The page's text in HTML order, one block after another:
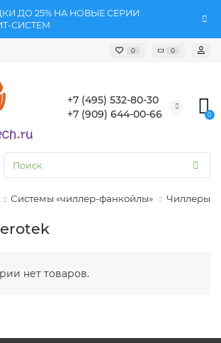
ДО 25% НА НОВЫЕ СЕРИИ
СИСТЕМ
0 0
+7 (495) 532-80-30
+7 (909) 644-00-66
0
Системы «чиллер-фанкойлы» Чиллеры
нет товаров.